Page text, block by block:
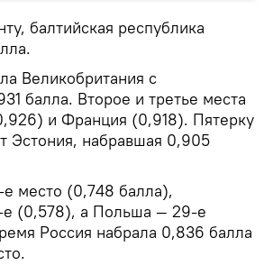
балтийская республика
Великобритания с
балла. Второе и третье места
и Франция (0,918). Пятерку
Эстония, набравшая 0,905
место (0,748 балла),
(0,578), а Польша — 29-е
Россия набрала 0,836 балла